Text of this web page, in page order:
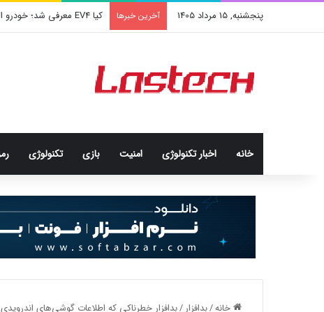
پنجشنبه, 15 مرداد 1405 آخرین خبرها کشف جدید دانشمندان: برخی
خانه اخبار تکنولوژی امنيت بازی تکنولوژی
خانه/بدافزار/بدافزار خطرناکی که اطلاعات گوشی‌های